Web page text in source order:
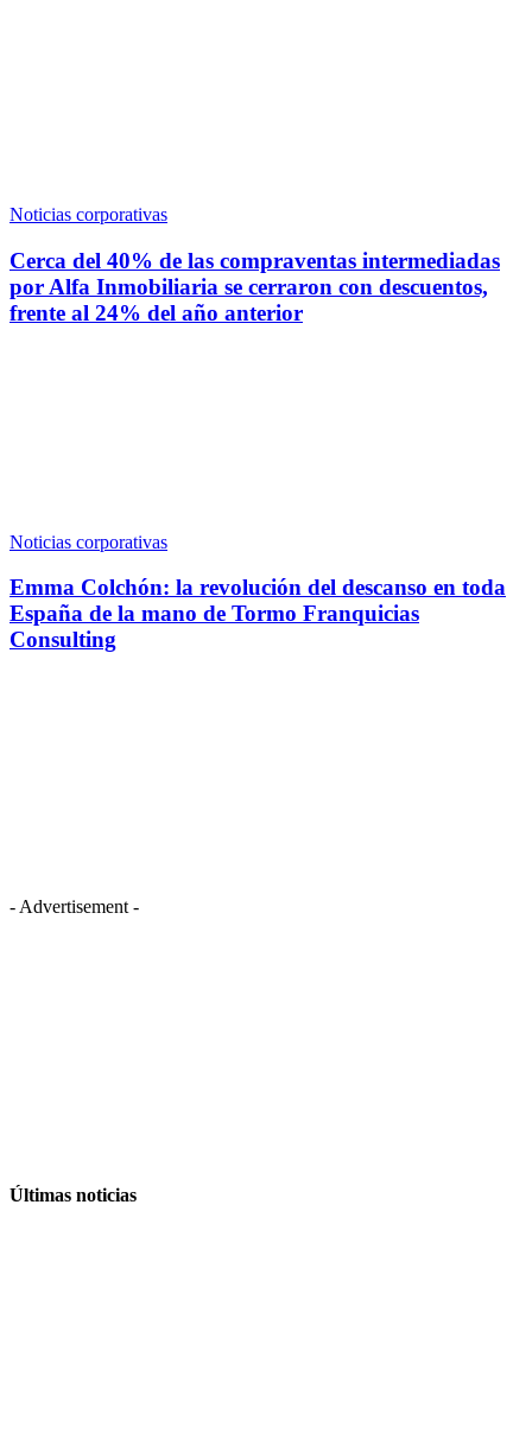
Noticias corporativas
Cerca del 40% de las compraventas intermediadas
por Alfa Inmobiliaria se cerraron con descuentos,
frente al 24% del año anterior
Noticias corporativas
Emma Colchón: la revolución del descanso en toda
España de la mano de Tormo Franquicias
Consulting
- Advertisement -
Últimas noticias